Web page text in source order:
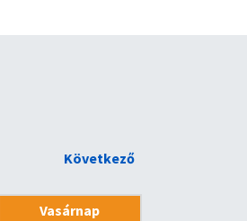
Következő
Vasárnap